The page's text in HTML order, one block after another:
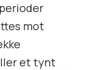
mot
et tynt